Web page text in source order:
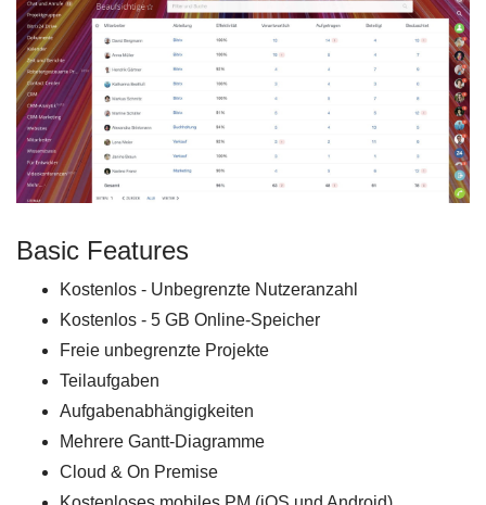
Basic Features
Kostenlos - Unbegrenzte Nutzeranzahl
Kostenlos - 5 GB Online-Speicher
Freie unbegrenzte Projekte
Teilaufgaben
Aufgabenabhängigkeiten
Mehrere Gantt-Diagramme
Cloud & On Premise